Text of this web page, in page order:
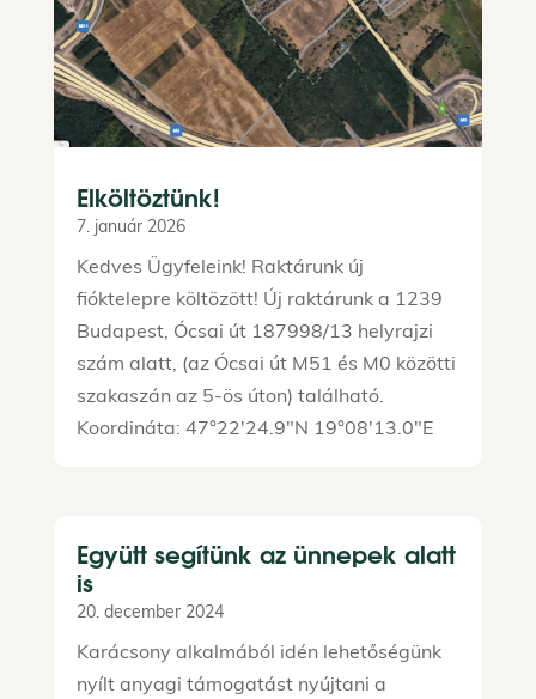
Elköltöztünk!
7. január 2026
Kedves Ügyfeleink! Raktárunk új
fióktelepre költözött! Új raktárunk a 1239
Budapest, Ócsai út 187998/13 helyrajzi
szám alatt, (az Ócsai út M51 és M0 közötti
szakaszán az 5-ös úton) található.
Koordináta: 47°22'24.9"N 19°08'13.0"E
Együtt segítünk az ünnepek alatt
is
20. december 2024
Karácsony alkalmából idén lehetőségünk
nyílt anyagi támogatást nyújtani a